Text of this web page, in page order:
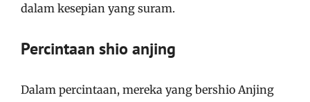
dalam kesepian yang suram.
Percintaan shio anjing
Dalam percintaan, mereka yang bershio Anjing